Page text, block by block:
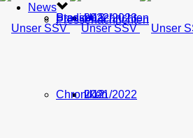
U13
U12
2022/2023
2021/2022
Stadion
Chroniken
Pressenachrichten
News
Pressenachrichten